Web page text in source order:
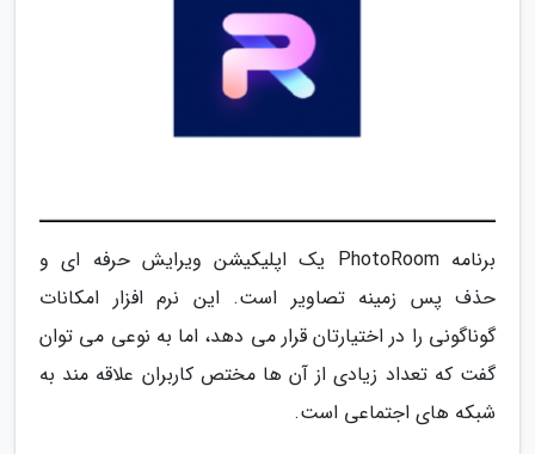
برنامه PhotoRoom یک اپلیکیشن ویرایش حرفه ای و
حذف پس زمینه تصاویر است. این نرم افزار امکانات
گوناگونی را در اختیارتان قرار می دهد، اما به نوعی می توان
گفت که تعداد زیادی از آن ها مختص کاربران علاقه مند به
شبکه های اجتماعی است.